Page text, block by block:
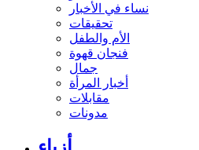
نساء في الأخبار
تحقيقات
الأم والطفل
فنجان قهوة
جمال
أخبار المرأة
مقابلات
مدونات